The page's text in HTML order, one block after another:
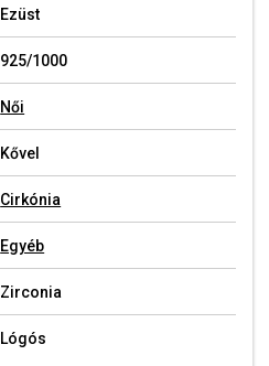
Ezüst
925/1000
Női
Kővel
Cirkónia
Egyéb
Zirconia
Lógós